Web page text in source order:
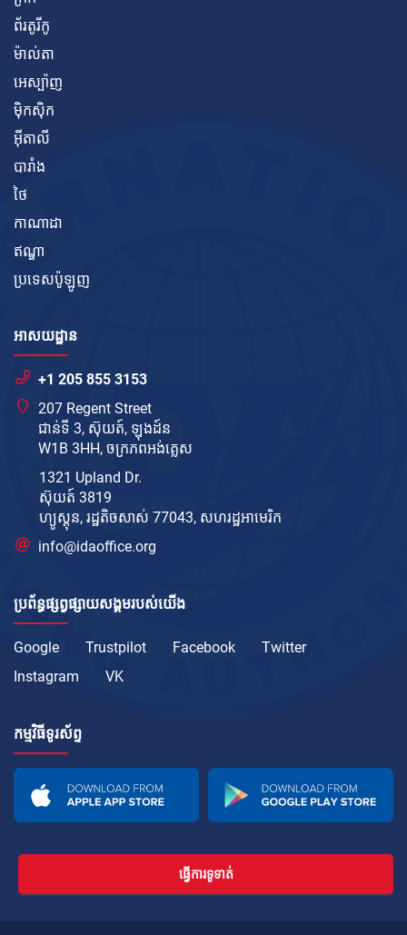
ព័រតូរីកូ
ម៉ាល់តា
អេស្ប៉ាញ
ម៉ិកស៊ិក
អ៊ីតាលី
បារាំង
ថៃ
កាណាដា
ឥណ្ឌា
ប្រទេសប៉ូឡូញ
អាសយដ្ឋាន
+1 205 855 3153
207 Regent Street
ជាន់ទី 3, ស៊ុយត៍, ឡុងដ៍ន
W1B 3HH, ចក្រភព​អង់គ្លេស
1321 Upland Dr.
ស៊ុយត៍ 3819
ហ្យូស្តុន, រដ្ឋតិចសាស់ 77043, សហរដ្ឋ​អាមេរិក
info@idaoffice.org
ប្រព័ន្ធផ្សព្វផ្សាយសង្គមរបស់យើង
Google Trustpilot Facebook
Twitter
Instagram
VK
កម្មវិធីទូរស័ព្ទ
ធ្វើការទូទាត់